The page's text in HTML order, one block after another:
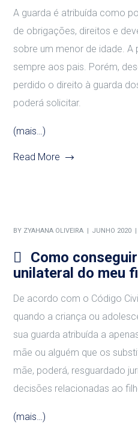
A guarda é atribuída como
de obrigações, direitos e
sobre um menor de idade. A
sempre aos pais. Porém,
perdido o direito à guarda
poderá solicitar.
(mais…)
Read More
BY ZYAHANA OLIVEIRA JUNHO 2020
Como
unilateral do meu
De acordo com o Código
quando a criança ou
sua guarda atribuída a
mãe ou alguém que os
mãe, poderá, resguardado
decisões relacionadas ao
(mais…)